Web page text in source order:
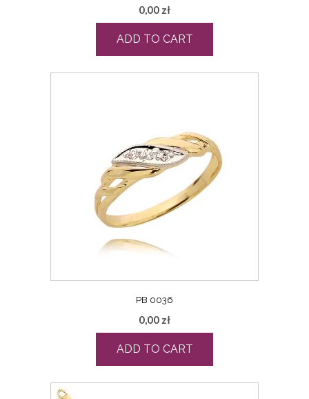
0,00 zł
ADD TO CART
PB 0036
0,00 zł
ADD TO CART